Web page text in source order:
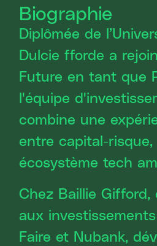
Biographie
Diplômée de
Dulcie fforde a
Future en tant que
l'équipe
combine une
entre capital-
écosystème tech
Chez Baillie
aux
Faire et Nubank,